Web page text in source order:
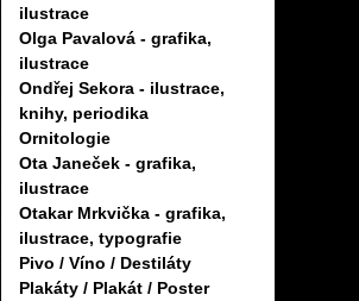
ilustrace
Olga Pavalová - grafika,
ilustrace
Ondřej Sekora - ilustrace,
knihy, periodika
Ornitologie
Ota Janeček - grafika,
ilustrace
Otakar Mrkvička - grafika,
ilustrace, typografie
Pivo / Víno / Destiláty
Plakáty / Plakát / Poster